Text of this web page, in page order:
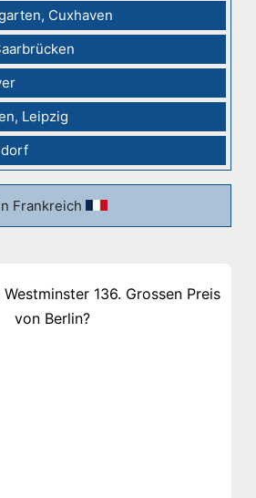
Cuxhaven
Leipzig
Frankreich
136. Grossen Preis
von Berlin?